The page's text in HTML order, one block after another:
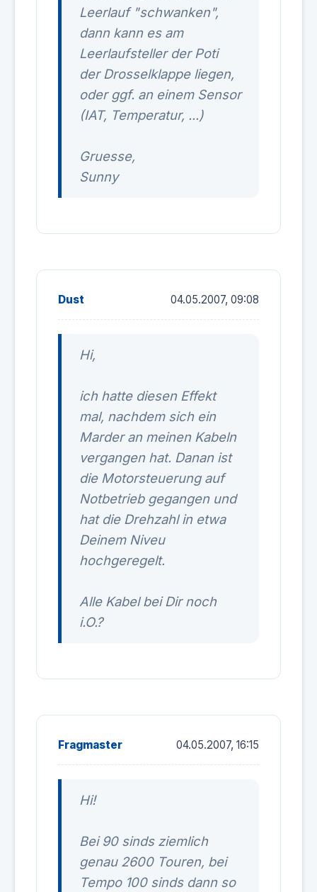
Leerlauf "schwanken",
dann kann es am
Leerlaufsteller der Poti
der Drosselklappe liegen,
oder ggf. an einem Sensor
(IAT, Temperatur, ...)
Gruesse,
Sunny
Dust 04.05.2007, 09:08
Hi,
ich hatte diesen Effekt
mal, nachdem sich ein
Marder an meinen Kabeln
vergangen hat. Danan ist
die Motorsteuerung auf
Notbetrieb gegangen und
hat die Drehzahl in etwa
Deinem Niveu
hochgeregelt.
Alle Kabel bei Dir noch
i.O.?
Fragmaster 04.05.2007, 16:15
Hi!
Bei 90 sinds ziemlich
genau 2600 Touren, bei
Tempo 100 sinds dann so